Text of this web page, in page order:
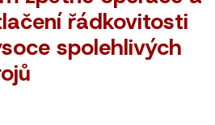
řádkovitosti
spolehlivých